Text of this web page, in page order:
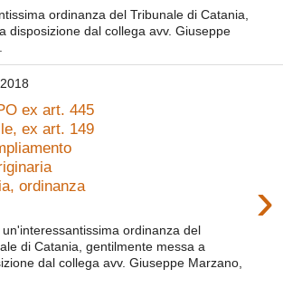
ordinanza del Tribunale di Catania,
disposizione dal collega avv. Giuseppe
ex art. 445
ex art. 149
ordinanza
›
un'interessantissima ordinanza del
di Catania, gentilmente messa a
dal collega avv. Giuseppe Marzano,